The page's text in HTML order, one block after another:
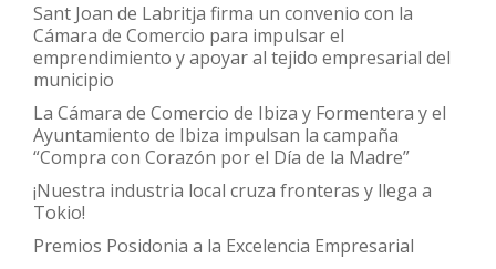
Sant Joan de Labritja firma un convenio con la
Cámara de Comercio para impulsar el
emprendimiento y apoyar al tejido empresarial del
municipio
La Cámara de Comercio de Ibiza y Formentera y el
Ayuntamiento de Ibiza impulsan la campaña
“Compra con Corazón por el Día de la Madre”
¡Nuestra industria local cruza fronteras y llega a
Tokio!
Premios Posidonia a la Excelencia Empresarial